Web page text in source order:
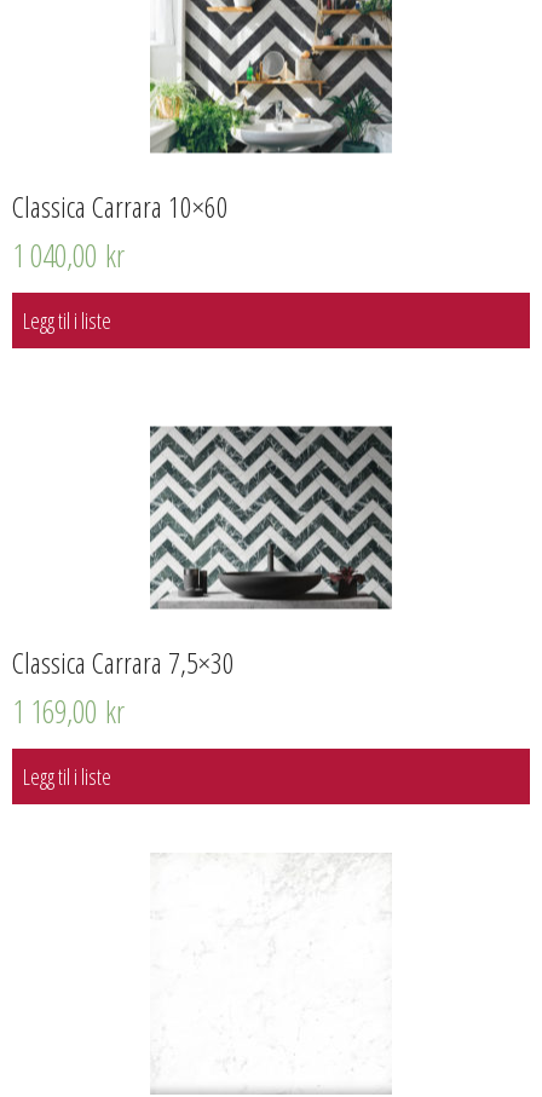
Classica Carrara 10×60
1 040,00 kr
Legg til i liste
Classica Carrara 7,5×30
1 169,00 kr
Legg til i liste